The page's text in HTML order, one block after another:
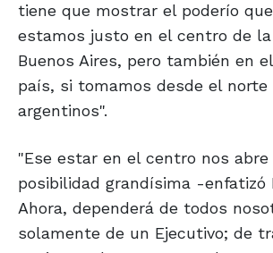
tiene que mostrar el poderío
estamos justo en el centro de la
Buenos Aires, pero también en
país, si tomamos desde el
argentinos".
"Ese estar en el centro nos abre
posibilidad grandísima -enfatizó
Ahora, dependerá de todos
solamente de un Ejecutivo; de